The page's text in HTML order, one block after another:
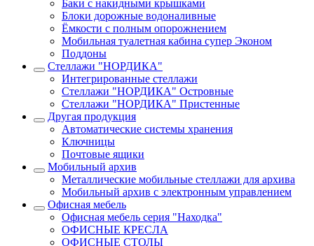
Баки с накидными крышками
Блоки дорожные водоналивные
Ёмкости с полным опорожнением
Мобильная туалетная кабина супер Эконом
Поддоны
Стеллажи "НОРДИКА"
Интегрированные стеллажи
Стеллажи "НОРДИКА" Островные
Стеллажи "НОРДИКА" Пристенные
Другая продукция
Автоматические системы хранения
Ключницы
Почтовые ящики
Мобильный архив
Металлические мобильные стеллажи для архива
Мобильный архив с электронным управлением
Офисная мебель
Офисная мебель серия "Находка"
ОФИСНЫЕ КРЕСЛА
ОФИСНЫЕ СТОЛЫ